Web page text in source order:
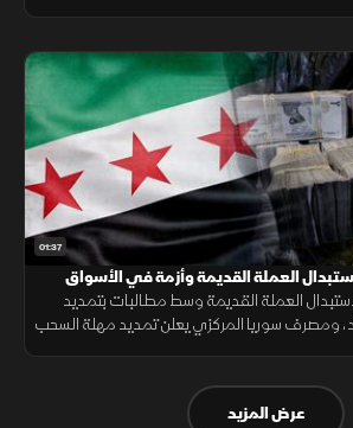
01:37
العملة القديمة وأزمة في الأسواق
العملة القديمة وسط مطالبات بتمديد
ومصرف سوريا المركزي يعلن تمديد مهلة السحب
عرض المزيد